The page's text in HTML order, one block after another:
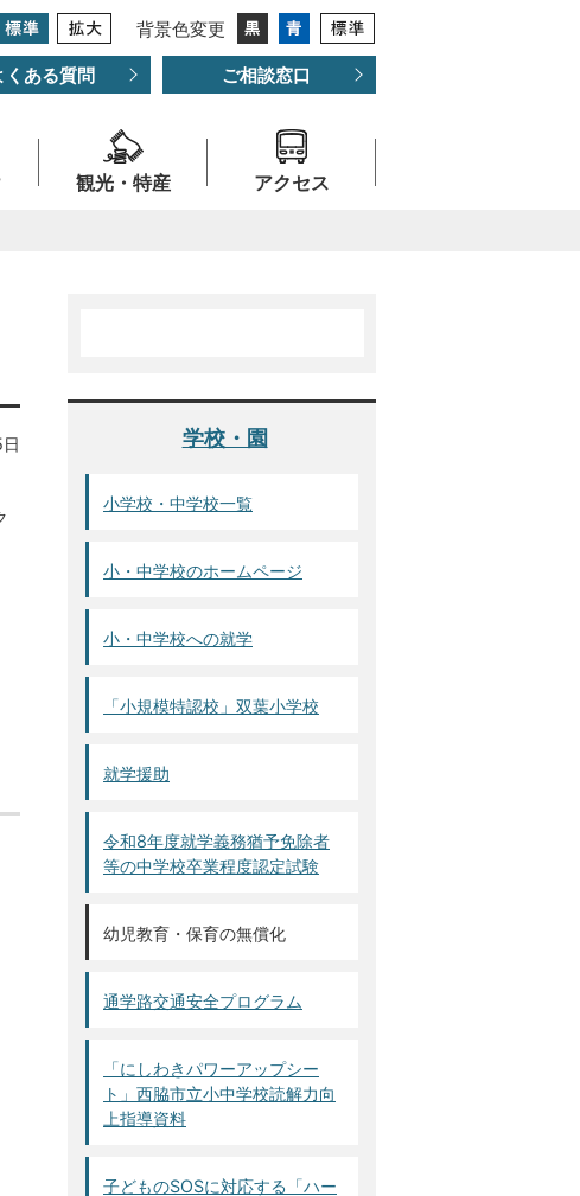
背景色変更
くある質問 ご相談窓口
観光・特産 アクセス
学校・園
小学校・中学校一覧
小・中学校のホームページ
小・中学校への就学
「小規模特認校」双葉小学校
就学援助
令和8年度就学義務猶予免除者
等の中学校卒業程度認定試験
幼児教育・保育の無償化
通学路交通安全プログラム
「にしわきパワーアップシー
ト」西脇市立小中学校読解力向
上指導資料
子どものSOSに対応する「ハー